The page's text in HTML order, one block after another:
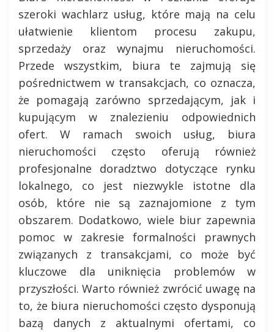
szeroki wachlarz usług, które mają na celu
ułatwienie klientom procesu zakupu,
sprzedaży oraz wynajmu nieruchomości.
Przede wszystkim, biura te zajmują się
pośrednictwem w transakcjach, co oznacza,
że pomagają zarówno sprzedającym, jak i
kupującym w znalezieniu odpowiednich
ofert. W ramach swoich usług, biura
nieruchomości często oferują również
profesjonalne doradztwo dotyczące rynku
lokalnego, co jest niezwykle istotne dla
osób, które nie są zaznajomione z tym
obszarem. Dodatkowo, wiele biur zapewnia
pomoc w zakresie formalności prawnych
związanych z transakcjami, co może być
kluczowe dla uniknięcia problemów w
przyszłości. Warto również zwrócić uwagę na
to, że biura nieruchomości często dysponują
bazą danych z aktualnymi ofertami, co